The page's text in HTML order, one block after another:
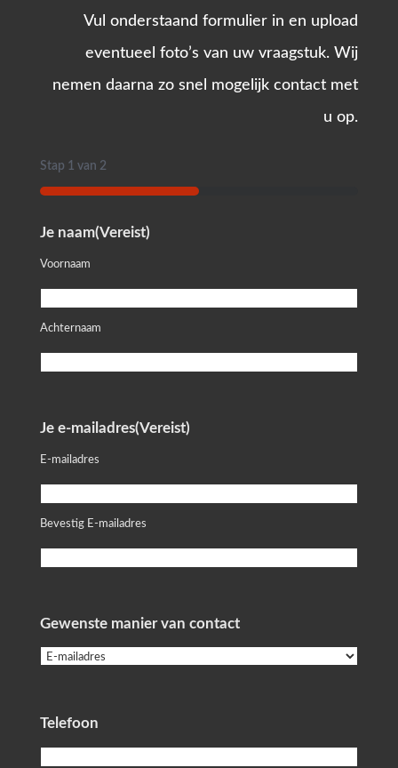
Vul onderstaand formulier in en upload
eventueel foto’s van uw vraagstuk. Wij
nemen daarna zo snel mogelijk contact met
u op.
Stap 1 van 2
Je naam(Vereist)
Voornaam
Achternaam
Je e-mailadres(Vereist)
E-mailadres
Bevestig E-mailadres
Gewenste manier van contact
Telefoon